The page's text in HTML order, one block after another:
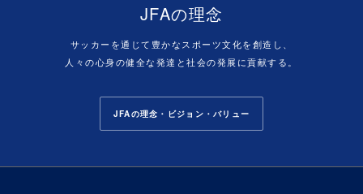
JFAの理念
サッカーを通じて豊かなスポーツ文化を創造し、
人々の心身の健全な発達と社会の発展に貢献する。
JFAの理念・ビジョン・バリュー